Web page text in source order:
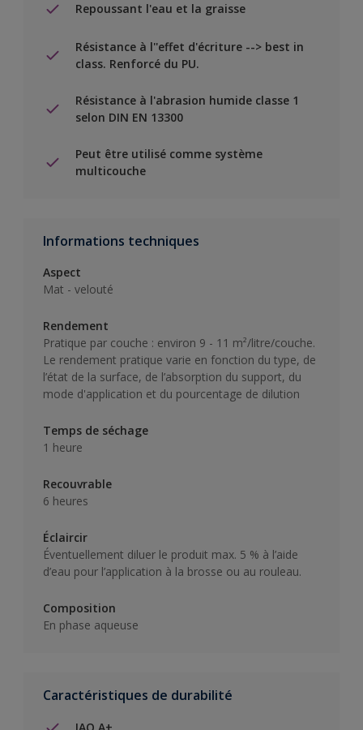
Repoussant l'eau et la graisse
Résistance à l''effet d'écriture --> best in
class. Renforcé du PU.
Résistance à l'abrasion humide classe 1
selon DIN EN 13300
Peut être utilisé comme système
multicouche
Informations techniques
Aspect
Mat - velouté
Rendement
Pratique par couche : environ 9 - 11 m²/litre/couche.
Le rendement pratique varie en fonction du type, de
l’état de la surface, de l’absorption du support, du
mode d'application et du pourcentage de dilution
Temps de séchage
1 heure
Recouvrable
6 heures
Éclaircir
Éventuellement diluer le produit max. 5 % à l’aide
d’eau pour l’application à la brosse ou au rouleau.
Composition
En phase aqueuse
Caractéristiques de durabilité